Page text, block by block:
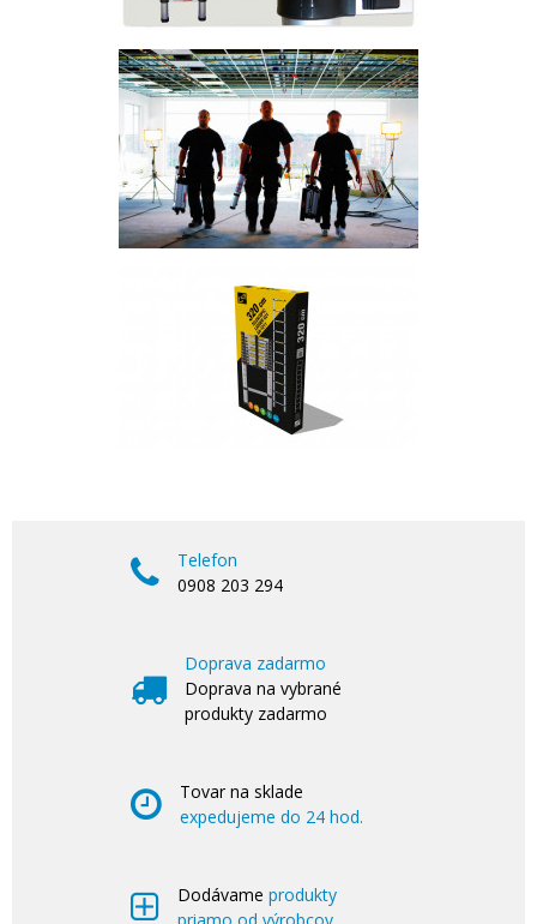
Telefon
0908 203 294
Doprava zadarmo
Doprava na vybrané
produkty zadarmo
Tovar na sklade
expedujeme do 24 hod.
Dodávame produkty